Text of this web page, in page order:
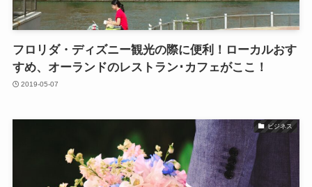
フロリダ・ディズニー観光の際に便利！ローカルおす
すめ、オーランドのレストラン･カフェがここ！
2019-05-07
ビジネス